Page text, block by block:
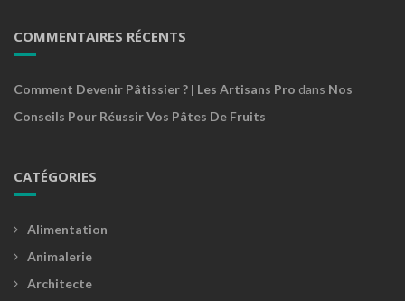
COMMENTAIRES RÉCENTS
Comment Devenir Pâtissier ? | Les Artisans Pro dans Nos
Conseils Pour Réussir Vos Pâtes De Fruits
CATÉGORIES
Alimentation
Animalerie
Architecte